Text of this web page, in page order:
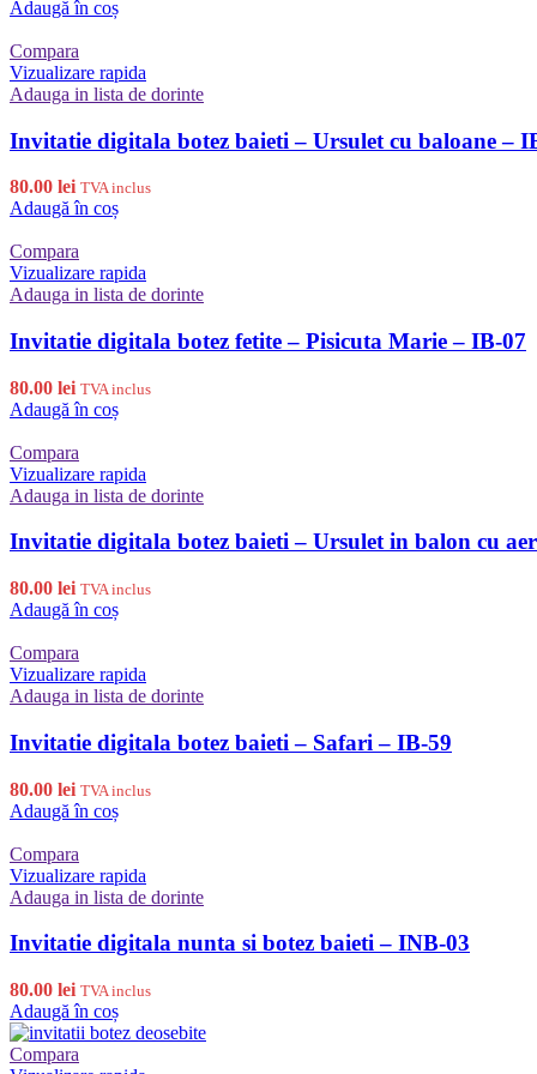
Adaugă în coș
Compara
Vizualizare rapida
Adauga in lista de dorinte
Invitatie digitala botez baieti – Ursulet cu baloane –
80.00 lei TVA inclus
Adaugă în coș
Compara
Vizualizare rapida
Adauga in lista de dorinte
Invitatie digitala botez fetite – Pisicuta Marie – IB-07
80.00 lei TVA inclus
Adaugă în coș
Compara
Vizualizare rapida
Adauga in lista de dorinte
Invitatie digitala botez baieti – Ursulet in balon cu
80.00 lei TVA inclus
Adaugă în coș
Compara
Vizualizare rapida
Adauga in lista de dorinte
Invitatie digitala botez baieti – Safari – IB-59
80.00 lei TVA inclus
Adaugă în coș
Compara
Vizualizare rapida
Adauga in lista de dorinte
Invitatie digitala nunta si botez baieti – INB-03
80.00 lei TVA inclus
Adaugă în coș
Compara